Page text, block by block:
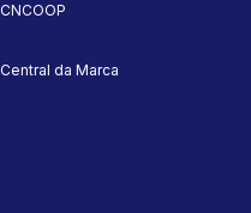
CNCOOP
Central da Marca